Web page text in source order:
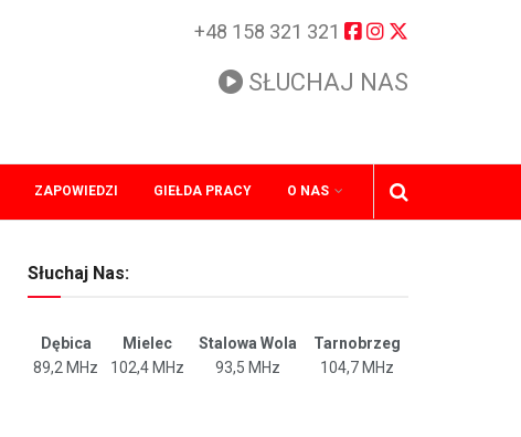
+48 158 321 321
SŁUCHAJ NAS
ZAPOWIEDZI GIEŁDA PRACY O NAS
Słuchaj Nas:
Dębica Mielec Stalowa Wola
Tarnobrzeg
89,2 MHz
102,4 MHz 93,5 MHz 104,7 MHz